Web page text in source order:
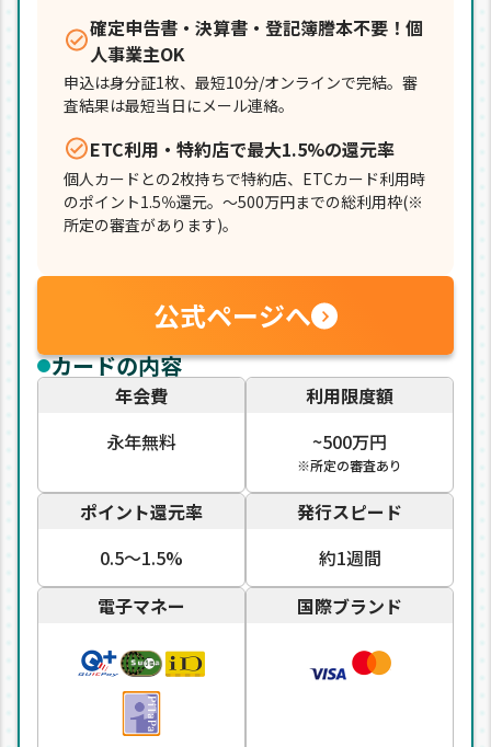
確定申告書・決算書・登記簿謄本不要！個
人事業主OK
申込は身分証1枚、最短10分/オンラインで完結。審
査結果は最短当日にメール連絡。
ETC利用・特約店で最大1.5%の還元率
個人カードとの2枚持ちで特約店、ETCカード利用時
のポイント1.5％還元。～500万円までの総利用枠(※
所定の審査があります)。
公式ページへ
カードの内容
年会費
永年無料
利用限度額
~500万円
※所定の審査あり
ポイント還元率
0.5〜1.5%
発行スピード
約1週間
電子マネー
国際ブランド